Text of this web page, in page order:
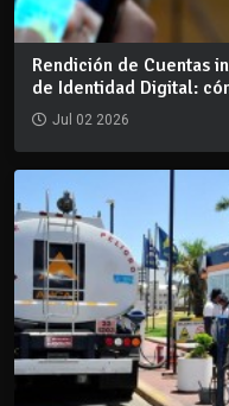
Rendición de Cuentas
de Identidad Digital:
Jul 02 2026